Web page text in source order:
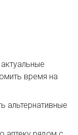
время на
альтернативные